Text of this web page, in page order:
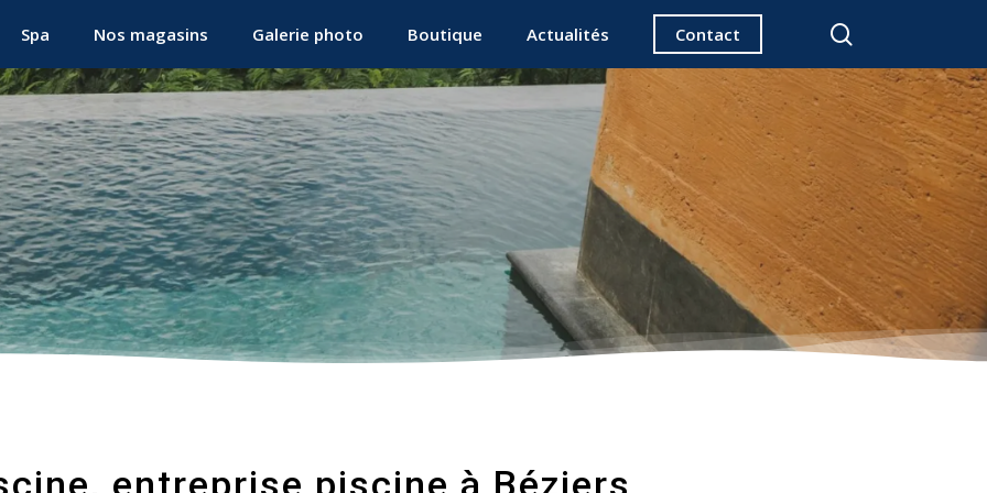
Spa Nos magasins Galerie photo Boutique Actualités Contact
entreprise piscine à Béziers